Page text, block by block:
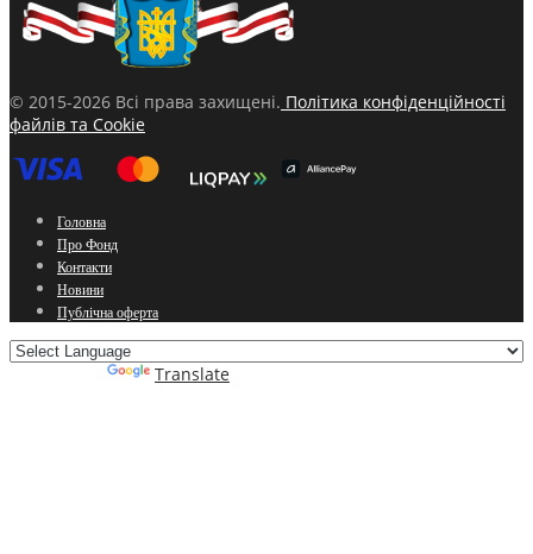
© 2015-2026 Всі права захищені. Політика конфіденційності
файлів та Cookie
Головна
Про Фонд
Контакти
Новини
Публічна оферта
Translate